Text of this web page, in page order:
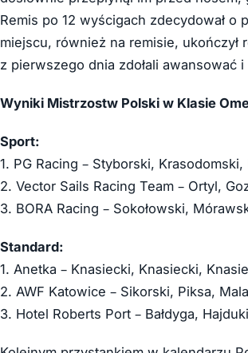
Remis po 12 wyścigach zdecydował o
miejscu, również na remisie, ukończył
z pierwszego dnia zdołali awansować
Wyniki Mistrzostw Polski w Klasie
Sport:
1. PG Racing – Styborski, Krasodomski,
2. Vector Sails Racing Team – Ortyl,
3. BORA Racing – Sokołowski,
Standard:
1. Anetka – Knasiecki, Knasiecki,
2. AWF Katowice – Sikorski, Piksa,
3. Hotel Roberts Port – Bałdyga,